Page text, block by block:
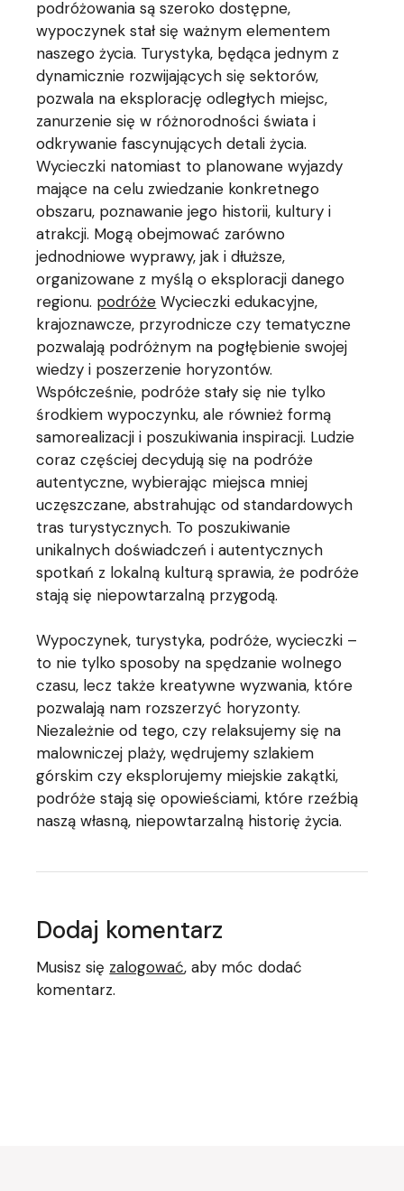
podróżowania są szeroko dostępne,
wypoczynek stał się ważnym elementem
naszego życia. Turystyka, będąca jednym z
dynamicznie rozwijających się sektorów,
pozwala na eksplorację odległych miejsc,
zanurzenie się w różnorodności świata i
odkrywanie fascynujących detali życia.
Wycieczki natomiast to planowane wyjazdy
mające na celu zwiedzanie konkretnego
obszaru, poznawanie jego historii, kultury i
atrakcji. Mogą obejmować zarówno
jednodniowe wyprawy, jak i dłuższe,
organizowane z myślą o eksploracji danego
regionu. podróże Wycieczki edukacyjne,
krajoznawcze, przyrodnicze czy tematyczne
pozwalają podróżnym na pogłębienie swojej
wiedzy i poszerzenie horyzontów.
Współcześnie, podróże stały się nie tylko
środkiem wypoczynku, ale również formą
samorealizacji i poszukiwania inspiracji. Ludzie
coraz częściej decydują się na podróże
autentyczne, wybierając miejsca mniej
uczęszczane, abstrahując od standardowych
tras turystycznych. To poszukiwanie
unikalnych doświadczeń i autentycznych
spotkań z lokalną kulturą sprawia, że podróże
stają się niepowtarzalną przygodą.
Wypoczynek, turystyka, podróże, wycieczki –
to nie tylko sposoby na spędzanie wolnego
czasu, lecz także kreatywne wyzwania, które
pozwalają nam rozszerzyć horyzonty.
Niezależnie od tego, czy relaksujemy się na
malowniczej plaży, wędrujemy szlakiem
górskim czy eksplorujemy miejskie zakątki,
podróże stają się opowieściami, które rzeźbią
naszą własną, niepowtarzalną historię życia.
Dodaj komentarz
Musisz się zalogować, aby móc dodać
komentarz.